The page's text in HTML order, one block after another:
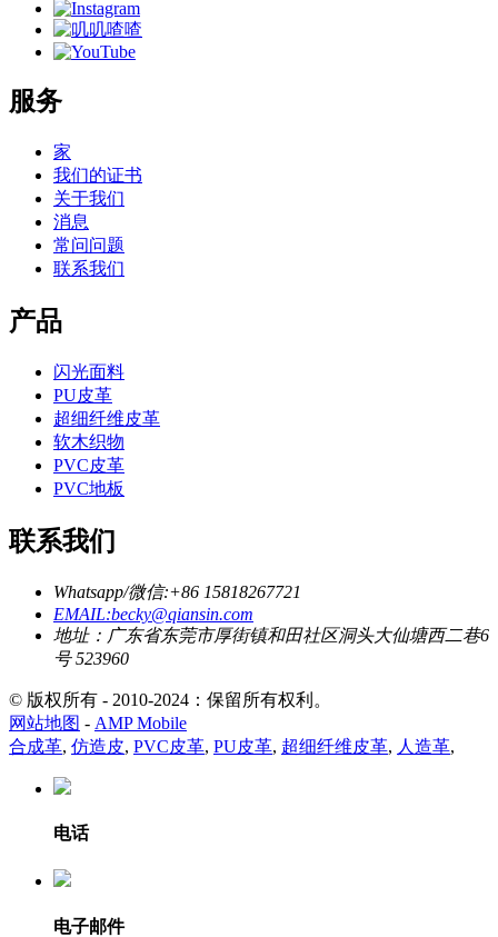
服务
家
我们的证书
关于我们
消息
常问问题
联系我们
产品
闪光面料
PU皮革
超细纤维皮革
软木织物
PVC皮革
PVC地板
联系我们
Whatsapp/微信:+86 15818267721
EMAIL:becky@qiansin.com
地址：广东省东莞市厚街镇和田社区洞头大仙塘西二巷6
号 523960
© 版权所有 - 2010-2024：保留所有权利。
网站地图 - AMP Mobile
合成革, 仿造皮, PVC皮革, PU皮革, 超细纤维皮革, 人造革,
电话
电子邮件